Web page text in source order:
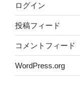
ログイン
投稿フィード
コメントフィード
WordPress.org